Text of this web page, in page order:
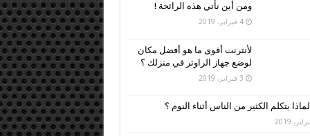
ومن أين تأتي هذه الرائحة !
4 فبراير، 2019
لأنترنت أقوى ما هو أفضل مكان
لوضع جهاز الراوتر في منزلك ؟
3 فبراير، 2019
لماذا يتكلم الكثير من الناس أثناء النوم ؟